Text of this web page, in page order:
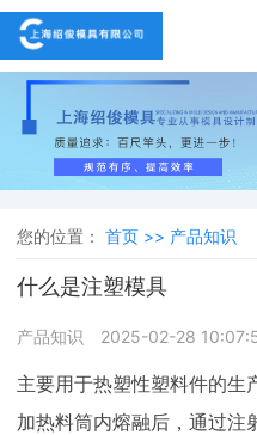
您的位置： 首页 >> 产品知识
什么是注塑模具‌
产品知识 2025-02-28
主要用于热塑性塑料件的生
加热料筒内熔融后，通过注